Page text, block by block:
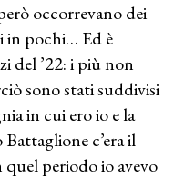
occorrevano dei
in pochi… Ed è
del ’22: i più non
sono stati suddivisi
in cui ero io e la
c’era il
periodo io avevo